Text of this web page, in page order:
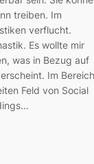
treiben. Im
verflucht.
Es wollte mir
was in Bezug auf
Im Bereich
Feld von Social